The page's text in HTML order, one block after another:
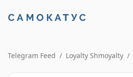
Telegram Feed / Loyalty Shmoyalty /